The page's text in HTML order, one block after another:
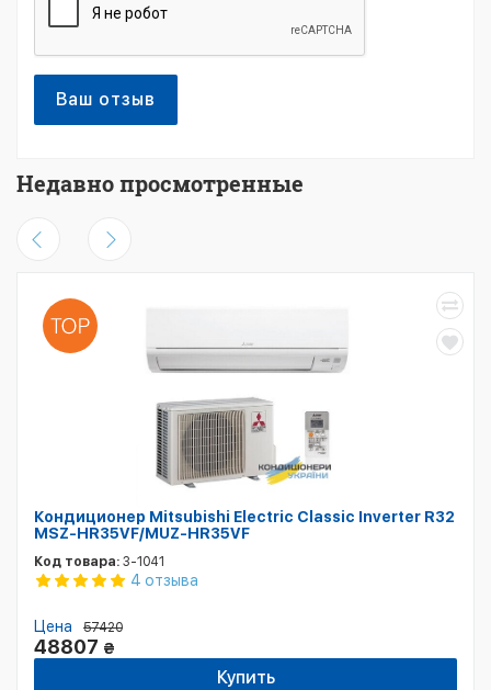
Ваш отзыв
Недавно просмотренные
Кондиционер Mitsubishi Electric Classic Inverter R32
MSZ-HR35VF/MUZ-HR35VF
Код товара: 3-1041
4 отзыва
Цена 57420
48807 ₴
Купить